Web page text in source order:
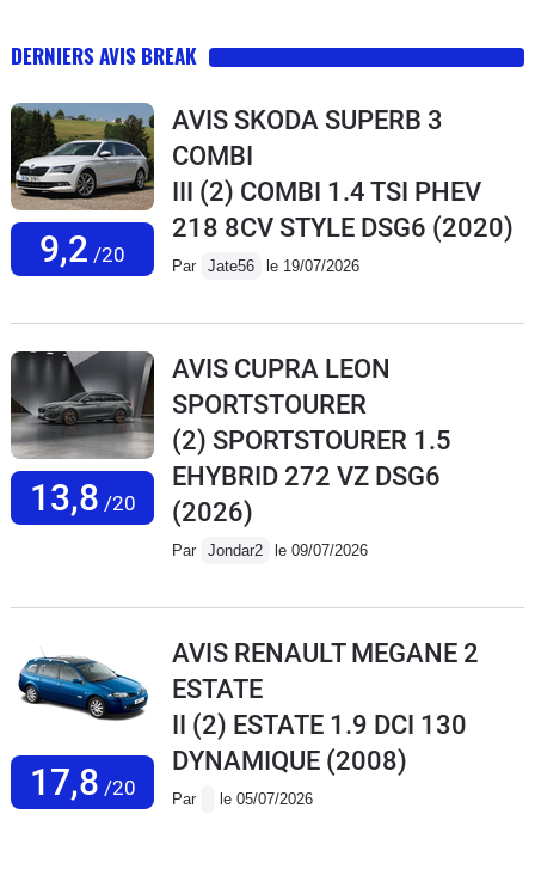
DERNIERS AVIS BREAK
9,2 /20
AVIS SKODA SUPERB 3
COMBI
III (2) COMBI 1.4 TSI PHEV
218 8CV STYLE DSG6 (2020)
Par Jate56 le 19/07/2026
13,8 /20
AVIS CUPRA LEON
SPORTSTOURER
(2) SPORTSTOURER 1.5
EHYBRID 272 VZ DSG6
(2026)
Par Jondar2 le 09/07/2026
17,8 /20
AVIS RENAULT MEGANE 2
ESTATE
II (2) ESTATE 1.9 DCI 130
DYNAMIQUE (2008)
Par le 05/07/2026